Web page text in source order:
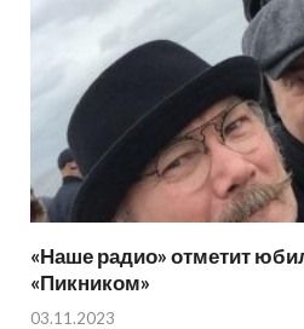
«Наше радио» отметит
«Пикником»
03.11.2023